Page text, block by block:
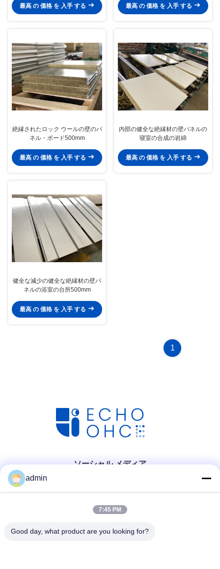
最高 の 価格 を 入手 する 最高 の 価格 を 入手 する
絶縁されたロック ウールの壁のパ
ネル・ボード500mm
最高 の 価格 を 入手 する
内部の健全な絶縁材の壁パネルの
寝室の合成の岩綿
最高 の 価格 を 入手 する
健全な減少の健全な絶縁材の壁パ
ネルの浴室の台所500mm
最高 の 価格 を 入手 する
1
ソーシャル メディア
迅速な連絡
admin
7:45 PM
Good day, what product are you looking for?